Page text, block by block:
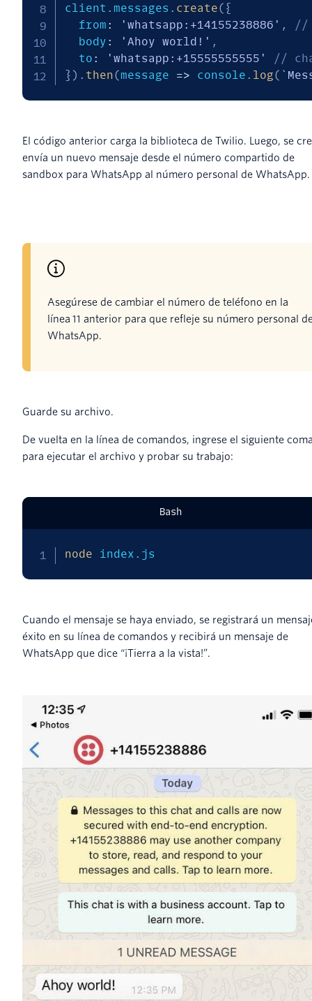
client . messages . create( {
  from
: 'whatsapp:+14155238886' ,
//
  body
: 'Ahoy world!' ,
  to
: 'whatsapp:+15555555555'
//
} ) . then(message => console . log( `
El código anterior carga la biblioteca de Twilio. Luego, se
envía un nuevo mensaje desde el número compartido de
sandbox para WhatsApp al número personal de WhatsApp.
Asegúrese de cambiar el número de teléfono en la
línea 11 anterior para que refleje su número personal
WhatsApp.
Guarde su archivo.
De vuelta en la línea de comandos, ingrese el siguiente
para ejecutar el archivo y probar su trabajo:
Bash
node index.js
Cuando el mensaje se haya enviado, se registrará un
éxito en su línea de comandos y recibirá un mensaje de
WhatsApp que dice “¡Tierra a la vista!”.